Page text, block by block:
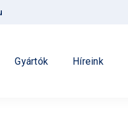
Gyártók Híreink